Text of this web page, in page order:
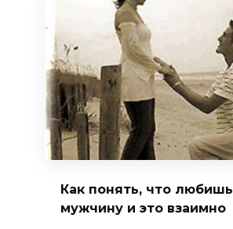
Как понять, что любишь
мужчину и это взаимно